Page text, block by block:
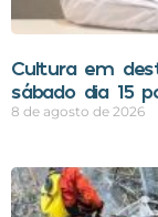
Cultura em
sábado dia 15
8 de agosto de 2026